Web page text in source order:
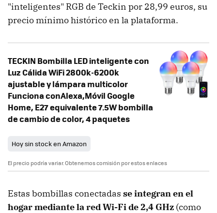
"inteligentes" RGB de Teckin por 28,99 euros, su
precio mínimo histórico en la plataforma.
TECKIN Bombilla LED inteligente con
Luz Cálida WiFi 2800k-6200k
ajustable y lámpara multicolor
Funciona conAlexa,Móvil Google
Home, E27 equivalente 7.5W bombilla
de cambio de color, 4 paquetes
Hoy sin stock en Amazon
El precio podría variar. Obtenemos comisión por estos enlaces
Estas bombillas conectadas se integran en el
hogar mediante la red Wi-Fi de 2,4 GHz (como